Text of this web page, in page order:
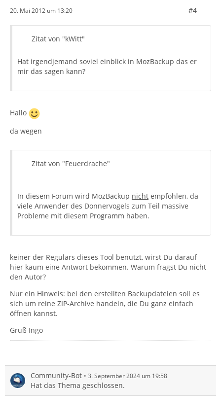
20. Mai 2012 um 13:20 #4
Zitat von "kWitt"
Hat irgendjemand soviel einblick in MozBackup das er
mir das sagen kann?
Hallo
da wegen
Zitat von "Feuerdrache"
In diesem Forum wird MozBackup nicht empfohlen, da
viele Anwender des Donnervogels zum Teil massive
Probleme mit diesem Programm haben.
keiner der Regulars dieses Tool benutzt, wirst Du darauf
hier kaum eine Antwort bekommen. Warum fragst Du nicht
den Autor?
Nur ein Hinweis: bei den erstellten Backupdateien soll es
sich um reine ZIP-Archive handeln, die Du ganz einfach
öffnen kannst.
Gruß Ingo
Community-Bot 3. September 2024 um 19:58
Hat das Thema geschlossen.